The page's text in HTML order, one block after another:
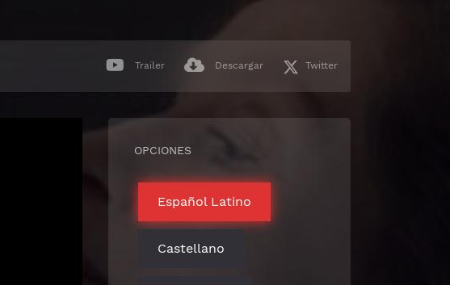
Trailer Descargar Twitter
OPCIONES
Español Latino
Castellano